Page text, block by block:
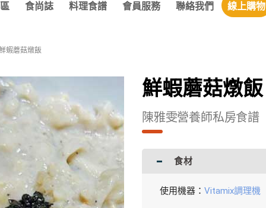
食尚誌 料理食譜 會員服務 聯絡我們 線上購物
蝦蘑菇燉飯
鮮蝦蘑菇燉飯
陳雅雯營養師私房食譜
食材
使用機器： Vitamix調理機